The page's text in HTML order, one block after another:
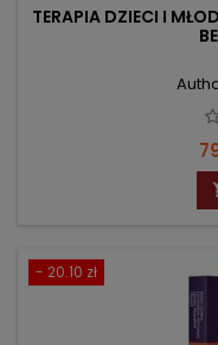
TERAPIA DZIECI I
- 20.10 zł